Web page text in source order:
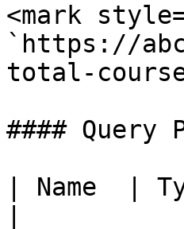
<mark
`https://
total-
#### Query
| Name  |